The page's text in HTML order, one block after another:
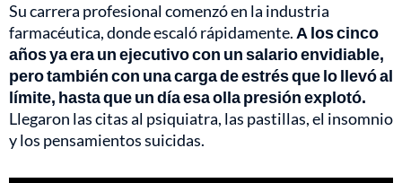
Su carrera profesional comenzó en la industria
farmacéutica, donde escaló rápidamente. A los cinco
años ya era un ejecutivo con un salario envidiable,
pero también con una carga de estrés que lo llevó al
límite, hasta que un día esa olla presión explotó.
Llegaron las citas al psiquiatra, las pastillas, el insomnio
y los pensamientos suicidas.